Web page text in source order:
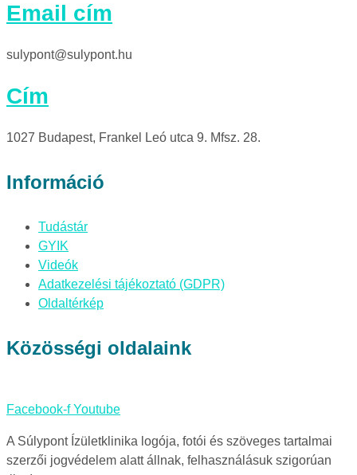
Email cím
sulypont@sulypont.hu
Cím
1027 Budapest, Frankel Leó utca 9. Mfsz. 28.
Információ
Tudástár
GYIK
Videók
Adatkezelési tájékoztató (GDPR)
Oldaltérkép
Közösségi oldalaink
Facebook-f Youtube
A Súlypont Ízületklinika logója, fotói és szöveges tartalmai
szerzői jogvédelem alatt állnak, felhasználásuk szigorúan